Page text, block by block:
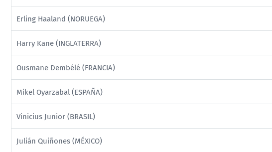
Erling Haaland (NORUEGA)
Harry Kane (INGLATERRA)
Ousmane Dembélé (FRANCIA)
Mikel Oyarzabal (ESPAÑA)
Vinicius Junior (BRASIL)
Julián Quiñones (MÉXICO)